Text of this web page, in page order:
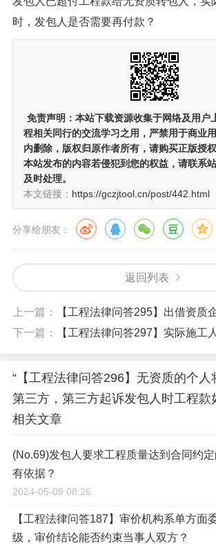
时，发包人是否需要再付款？
免责声明： 本站下载资源收集于网络及用户
程相关同行的交流学习之用 ，严禁用于商业
内删除，版权归原作者所有，请购买正版授
本站发布的内容若侵犯到您的权益，请联系
及时处理。
本文链接： https://gczjtool.cn/post/442.html
分享给朋友：
返回列表
上一篇：
【工程法律问答295】出借资质企业可否起诉借用
下一篇：
【工程法律问答297】实际施工人选择起诉转包人、违法分包人，
“【工程法律问答296】无资质的个人
第三方，第三方起诉发包人时工程款
相关文章
(No.69)发包人要求工程质量达到合同约
有依据？
2024-05-09 08:26
【工程法律问答187】审价机构系单方面
级，审价结论能否约束当事人双方？